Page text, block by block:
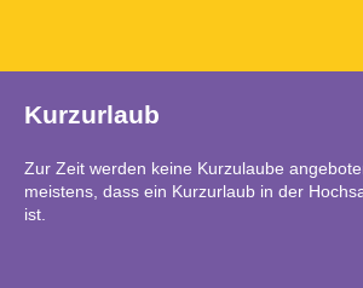
Kurzurlaub
Zur Zeit werden keine Kurzulaube
meistens, dass ein Kurzurlaub in der
ist.